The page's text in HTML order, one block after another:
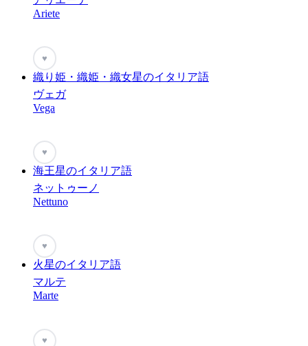
Ariete
♥
織り姫・織姫・織女星のイタリア語
ヴェガ
Vega
♥
海王星のイタリア語
ネットゥーノ
Nettuno
♥
火星のイタリア語
マルテ
Marte
♥